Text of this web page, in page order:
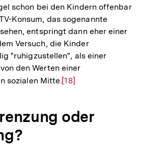
schon bei den Kindern offenbar
Konsum, das sogenannte
entspringt dann eher einer
Versuch, die Kinder
"ruhigzustellen", als einer
den Werten einer
sozialen Mitte.Zur
Fußnote
[18]
oder